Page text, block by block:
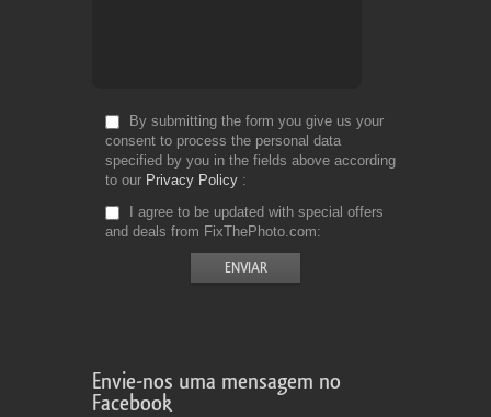
By submitting the form you give us your
consent to process the personal data
specified by you in the fields above according
to our Privacy Policy
I agree to be updated with special offers
and deals from FixThePhoto.com
Envie-nos uma mensagem no
Facebook